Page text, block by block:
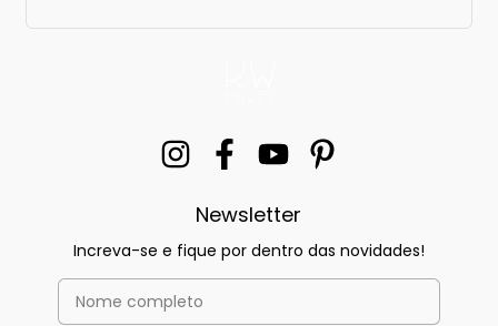
Newsletter
Increva-se e fique por dentro das novidades!